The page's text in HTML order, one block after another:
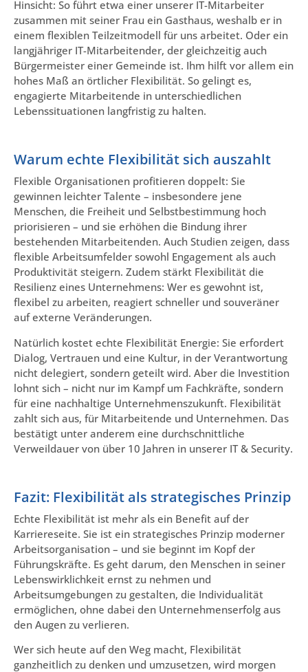
Hinsicht: So führt etwa einer unserer IT-Mitarbeiter
zusammen mit seiner Frau ein Gasthaus, weshalb er in
einem flexiblen Teilzeitmodell für uns arbeitet. Oder ein
langjähriger IT-Mitarbeitender, der gleichzeitig auch
Bürgermeister einer Gemeinde ist. Ihm hilft vor allem ein
hohes Maß an örtlicher Flexibilität. So gelingt es,
engagierte Mitarbeitende in unterschiedlichen
Lebenssituationen langfristig zu halten.
Warum echte Flexibilität sich auszahlt
Flexible Organisationen profitieren doppelt: Sie
gewinnen leichter Talente – insbesondere jene
Menschen, die Freiheit und Selbstbestimmung hoch
priorisieren – und sie erhöhen die Bindung ihrer
bestehenden Mitarbeitenden. Auch Studien zeigen, dass
flexible Arbeitsumfelder sowohl Engagement als auch
Produktivität steigern. Zudem stärkt Flexibilität die
Resilienz eines Unternehmens: Wer es gewohnt ist,
flexibel zu arbeiten, reagiert schneller und souveräner
auf externe Veränderungen.
Natürlich kostet echte Flexibilität Energie: Sie erfordert
Dialog, Vertrauen und eine Kultur, in der Verantwortung
nicht delegiert, sondern geteilt wird. Aber die Investition
lohnt sich – nicht nur im Kampf um Fachkräfte, sondern
für eine nachhaltige Unternehmenszukunft. Flexibilität
zahlt sich aus, für Mitarbeitende und Unternehmen. Das
bestätigt unter anderem eine durchschnittliche
Verweildauer von über 10 Jahren in unserer IT & Security.
Fazit: Flexibilität als strategisches Prinzip
Echte Flexibilität ist mehr als ein Benefit auf der
Karriereseite. Sie ist ein strategisches Prinzip moderner
Arbeitsorganisation – und sie beginnt im Kopf der
Führungskräfte. Es geht darum, den Menschen in seiner
Lebenswirklichkeit ernst zu nehmen und
Arbeitsumgebungen zu gestalten, die Individualität
ermöglichen, ohne dabei den Unternehmenserfolg aus
den Augen zu verlieren.
Wer sich heute auf den Weg macht, Flexibilität
ganzheitlich zu denken und umzusetzen, wird morgen